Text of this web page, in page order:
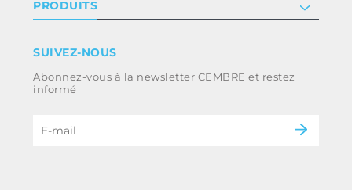
Nous rejoindre
Termes et conditions
Whistleblowing
Code d’éthique et politique anti-corruption
du groupe
PRODUITS
Énergie
B2B Disclaimer
SUIVEZ-NOUS
Abonnez-vous à la newsletter CEMBRE et restez
informé